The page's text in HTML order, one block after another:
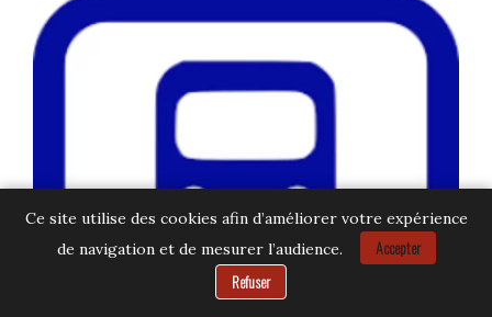
Ce site utilise des cookies afin d’améliorer votre expérience
de navigation et de mesurer l’audience.
Accepter
Refuser